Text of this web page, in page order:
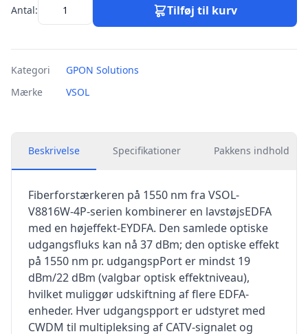
Antal: Tilføj til kurv
Kategori
GPON Solutions
Mærke
VSOL
Beskrivelse Specifikationer Pakkens indhold
Fiberforstærkeren på 1550 nm fra VSOL-
V8816W-4P-serien kombinerer en lavstøjsEDFA
med en højeffekt-EYDFA. Den samlede optiske
udgangsfluks kan nå 37 dBm; den optiske effekt
på 1550 nm pr. udgangspPort er mindst 19
dBm/22 dBm (valgbar optisk effektniveau),
hvilket muliggør udskiftning af flere EDFA-
enheder. Hver udgangspport er udstyret med
CWDM til multipleksing af CATV-signalet og